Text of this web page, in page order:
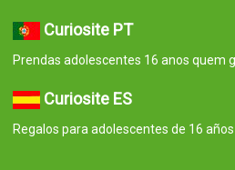
Curiosite PT
Prendas adolescentes 16 anos quem
Curiosite ES
Regalos para adolescentes de 16